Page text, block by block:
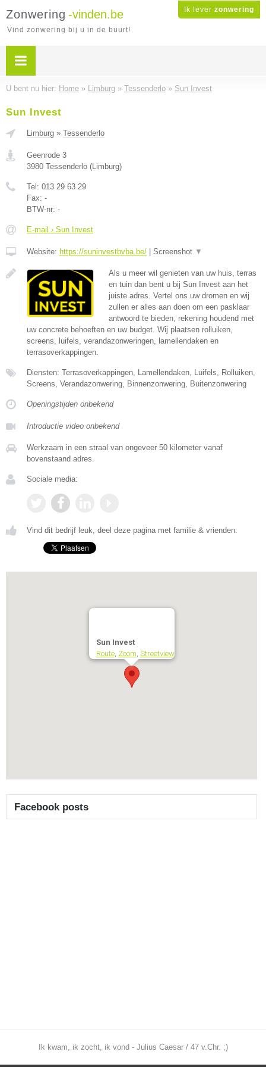
Ik lever zonwering
Zonwering -vinden.be
Vind zonwering bij u in de buurt!
U bent nu hier: Home » Limburg » Tessenderlo » Sun Invest
Sun Invest
Limburg » Tessenderlo
Geenrode 3
3980 Tessenderlo (Limburg)
Tel: 013 29 63 29
Fax: -
BTW-nr: -
E-mail › Sun Invest
Website: https://suninvestbvba.be/ Screenshot ▼
Als u meer wil genieten van uw huis, terras
en tuin dan bent u bij Sun Invest aan het
juiste adres. Vertel ons uw dromen en wij
zullen er alles aan doen om een pasklaar
antwoord te bieden, rekening houdend met
uw concrete behoeften en uw budget. Wij plaatsen rolluiken,
screens, luifels, verandazonweringen, lamellendaken en
terrasoverkappingen.
Diensten: Terrasoverkappingen, Lamellendaken, Luifels, Rolluiken,
Screens, Verandazonwering, Binnenzonwering, Buitenzonwering
Openingstijden onbekend
Introductie video onbekend
Werkzaam in een straal van ongeveer 50 kilometer vanaf
bovenstaand adres.
Sociale media:
Vind dit bedrijf leuk, deel deze pagina met familie & vrienden:
Sun Invest
Route, Zoom, Streetview
Facebook posts
Ik kwam, ik zocht, ik vond - Julius Caesar / 47 v.Chr. ;)